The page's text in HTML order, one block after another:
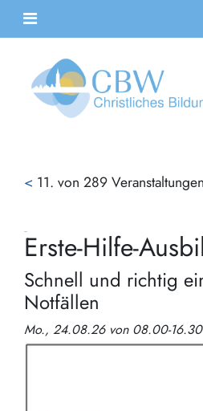
< 11. von 289 Veranstaltungen
Erste-Hilfe-
Schnell und richtig
Notfällen
Mo., 24.08.26 von 08.00-